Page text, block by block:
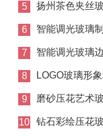
5 扬州茶色夹丝
6 智能调光玻璃
全
7 智能调光玻璃
8 LOGO玻璃形
9 磨砂压花艺术
10 钻石彩绘压花